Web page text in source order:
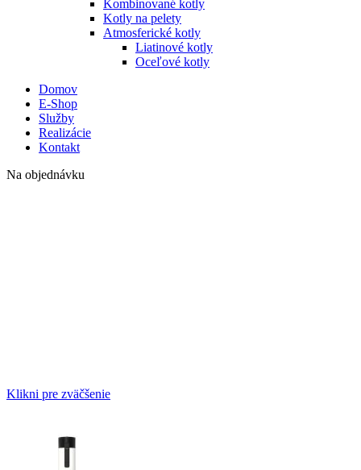
Kombinované kotly
Kotly na pelety
Atmosferické kotly
Liatinové kotly
Oceľové kotly
Domov
E-Shop
Služby
Realizácie
Kontakt
Na objednávku
Klikni pre zväčšenie